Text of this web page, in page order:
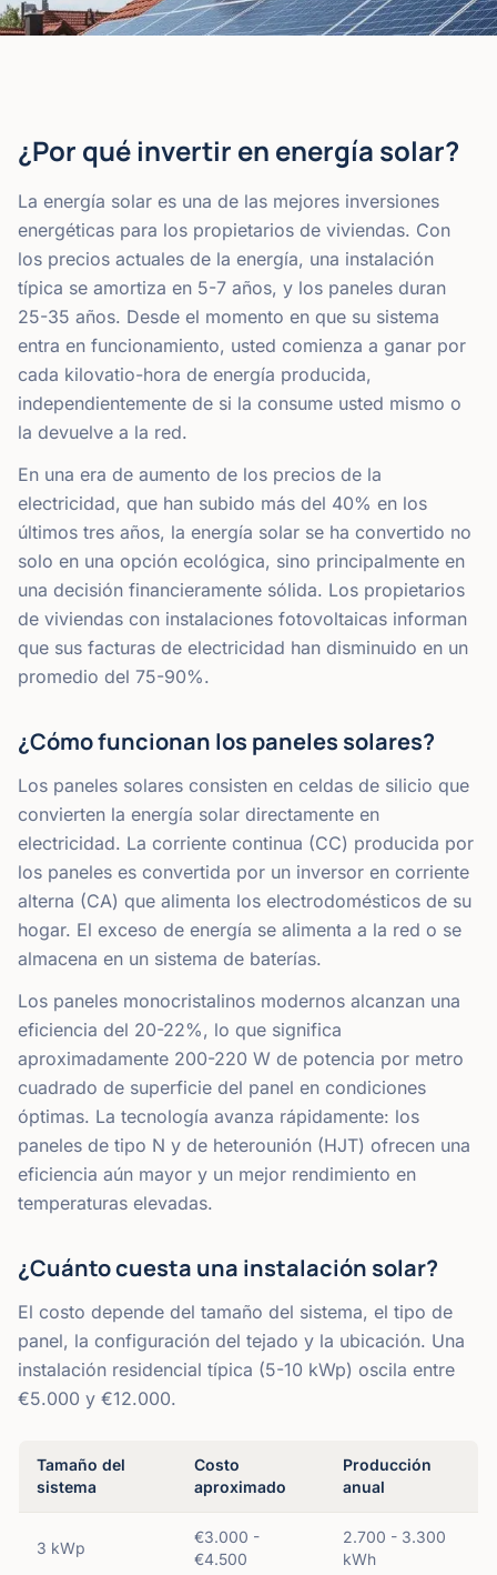
¿Por qué invertir en energía solar?
La energía solar es una de las mejores inversiones
energéticas para los propietarios de viviendas. Con
los precios actuales de la energía, una instalación
típica se amortiza en 5-7 años, y los paneles duran
25-35 años. Desde el momento en que su sistema
entra en funcionamiento, usted comienza a ganar por
cada kilovatio-hora de energía producida,
independientemente de si la consume usted mismo o
la devuelve a la red.
En una era de aumento de los precios de la
electricidad, que han subido más del 40% en los
últimos tres años, la energía solar se ha convertido no
solo en una opción ecológica, sino principalmente en
una decisión financieramente sólida. Los propietarios
de viviendas con instalaciones fotovoltaicas informan
que sus facturas de electricidad han disminuido en un
promedio del 75-90%.
¿Cómo funcionan los paneles solares?
Los paneles solares consisten en celdas de silicio que
convierten la energía solar directamente en
electricidad. La corriente continua (CC) producida por
los paneles es convertida por un inversor en corriente
alterna (CA) que alimenta los electrodomésticos de su
hogar. El exceso de energía se alimenta a la red o se
almacena en un sistema de baterías.
Los paneles monocristalinos modernos alcanzan una
eficiencia del 20-22%, lo que significa
aproximadamente 200-220 W de potencia por metro
cuadrado de superficie del panel en condiciones
óptimas. La tecnología avanza rápidamente: los
paneles de tipo N y de heterounión (HJT) ofrecen una
eficiencia aún mayor y un mejor rendimiento en
temperaturas elevadas.
¿Cuánto cuesta una instalación solar?
El costo depende del tamaño del sistema, el tipo de
panel, la configuración del tejado y la ubicación. Una
instalación residencial típica (5-10 kWp) oscila entre
€5.000 y €12.000.
Tamaño del
sistema
Costo
aproximado
Producción
anual
3 kWp
€3.000 -
€4.500
2.700 - 3.300
kWh